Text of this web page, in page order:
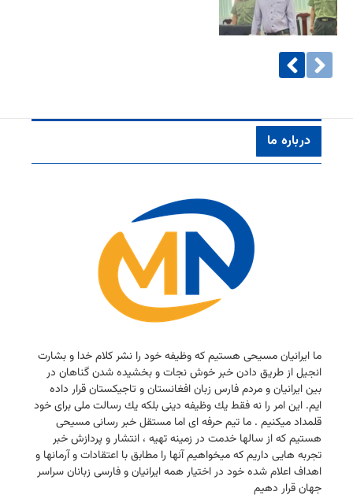
درباره ما
ما ایرانیان مسیحی هستیم كه وظیفه خود را نشر كلام خدا و بشارت
انجیل از طریق دادن خبر خوش نجات و بخشیده شدن گناهان در
بین ایرانیان و مردم فارس زبان افغانستان و تاجیكستان قرار داده
ایم. این امر را نه فقط یك وظیفه دینی بلكه یك رسالت ملی برای خود
قلمداد میكنیم . ما تیم حرفه ای اما مستقل خبر رسانی مسیحی
هستیم كه از سالها خدمت در زمینه تهیه ، انتشار و پردازش خبر
تجربه هایی داریم كه میخواهیم آنها را مطابق با اعتقادات و آرمانها و
اهداف اعلام شده خود در اختیار همه ایرانیان و فارسی زبانان سراسر
جهان قرار دهیم